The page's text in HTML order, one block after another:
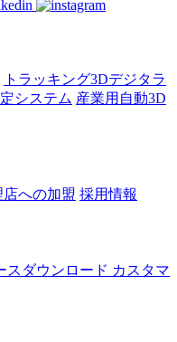
トラッキング3Dデジタラ
システム 産業用自動3D
店への加盟 採用情報
スダウンロード カスタマ